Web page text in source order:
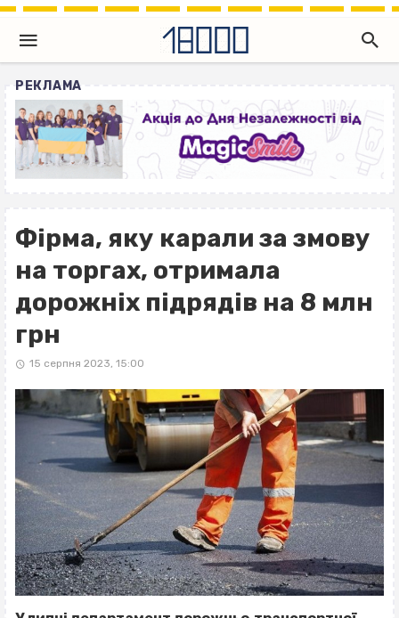
РЕКЛАМА
Фірма, яку карали за змову
на торгах, отримала
дорожніх підрядів на 8 млн
грн
15 серпня 2023, 15:00